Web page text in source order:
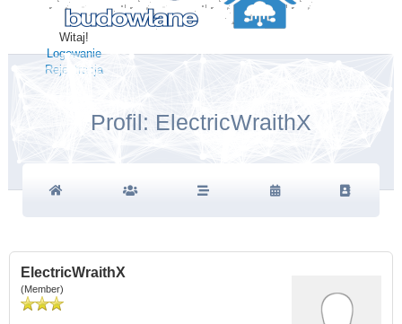
Witaj!
Logowanie
Rejestracja
Profil: ElectricWraithX
ElectricWraithX
(Member)